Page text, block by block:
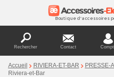
Boutique d'accessoires
Rechercher Contact
Accueil RIVIERA-ET-BAR PRESSE-
Riviera-et-Bar